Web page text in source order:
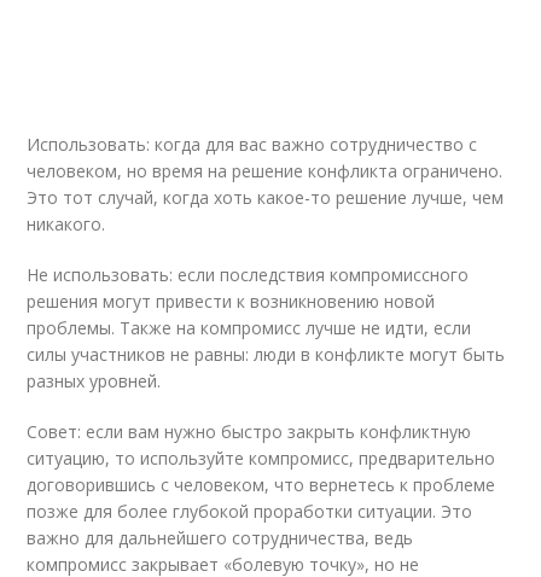
Использовать: когда для вас важно сотрудничество с
человеком, но время на решение конфликта ограничено.
Это тот случай, когда хоть какое-то решение лучше, чем
никакого.
Не использовать: если последствия компромиссного
решения могут привести к возникновению новой
проблемы. Также на компромисс лучше не идти, если
силы участников не равны: люди в конфликте могут быть
разных уровней.
Совет: если вам нужно быстро закрыть конфликтную
ситуацию, то используйте компромисс, предварительно
договорившись с человеком, что вернетесь к проблеме
позже для более глубокой проработки ситуации. Это
важно для дальнейшего сотрудничества, ведь
компромисс закрывает «болевую точку», но не